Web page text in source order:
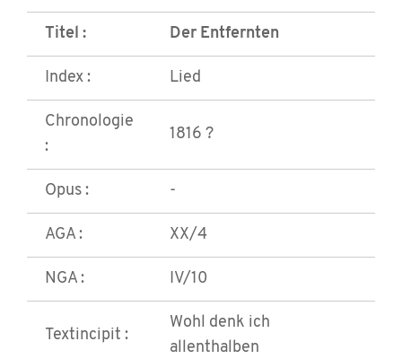
Titel : Der Entfernten
Index : Lied
Chronologie
:
1816 ?
Opus : -
AGA : XX/4
NGA : IV/10
Textincipit :
Wohl denk ich
allenthalben